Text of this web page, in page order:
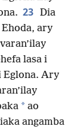
23 Dia
ary
lasa i
Eglona. Ary
* ao
angamba